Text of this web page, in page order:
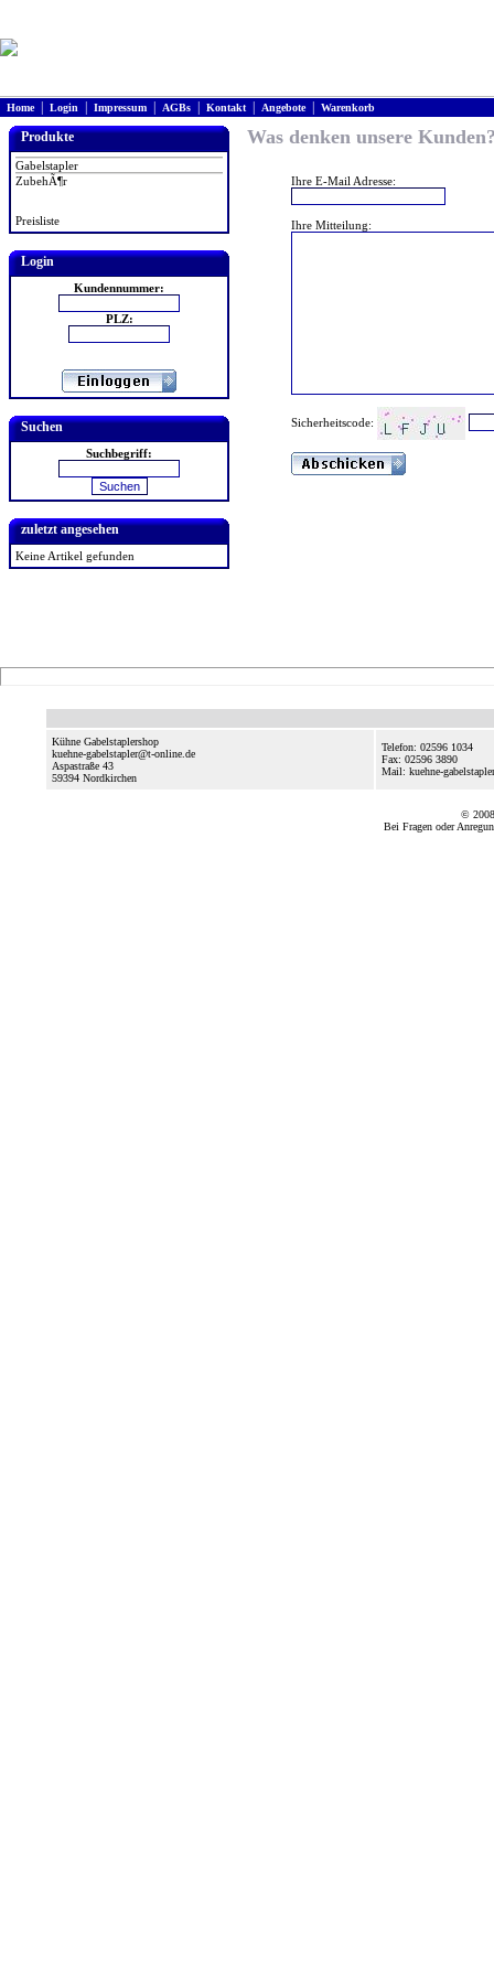
Home| Login Impressum AGBs Kontakt| Angebote| Warenkorb
Produkte
Gabelstapler
ZubehÃ¶r
Preisliste
Login
Kundennummer:
PLZ:
Suchen
Suchbegriff:
zuletzt angesehen
Keine Artikel gefunden
Was denken unsere
Ihre E-Mail Adresse:
Ihre Mitteilung:
Sicherheitscode:
Kühne Gabelstaplershop
kuehne-gabelstapler@t-online.de
Aspastraße 43
59394 Nordkirchen
Telefon: 02596 1034
Fax: 02596 3890
Mail: kuehne-
© 2008
Bei Fragen oder